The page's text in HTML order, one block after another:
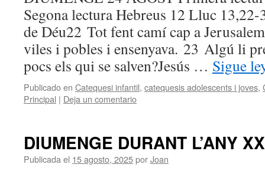
Segona lectura Hebreus 12 Lluc 13,22-
de Déu22 Tot fent camí cap a
viles i pobles i ensenyava. 23 Algú li
pocs els qui se salven?Jesús … Sigue
Publicado en Catequesi infantil, catequesis adolescents i joves,
Principal | Deja un comentario
DIUMENGE DURANT L’ANY
Publicada el 15 agosto, 2025porJoan